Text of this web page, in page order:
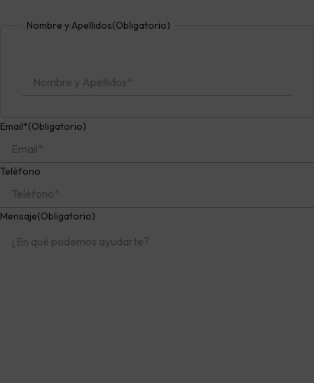
Nombre y Apellidos(Obligatorio)
Nombre
Email*(Obligatorio)
Teléfono
Mensaje(Obligatorio)